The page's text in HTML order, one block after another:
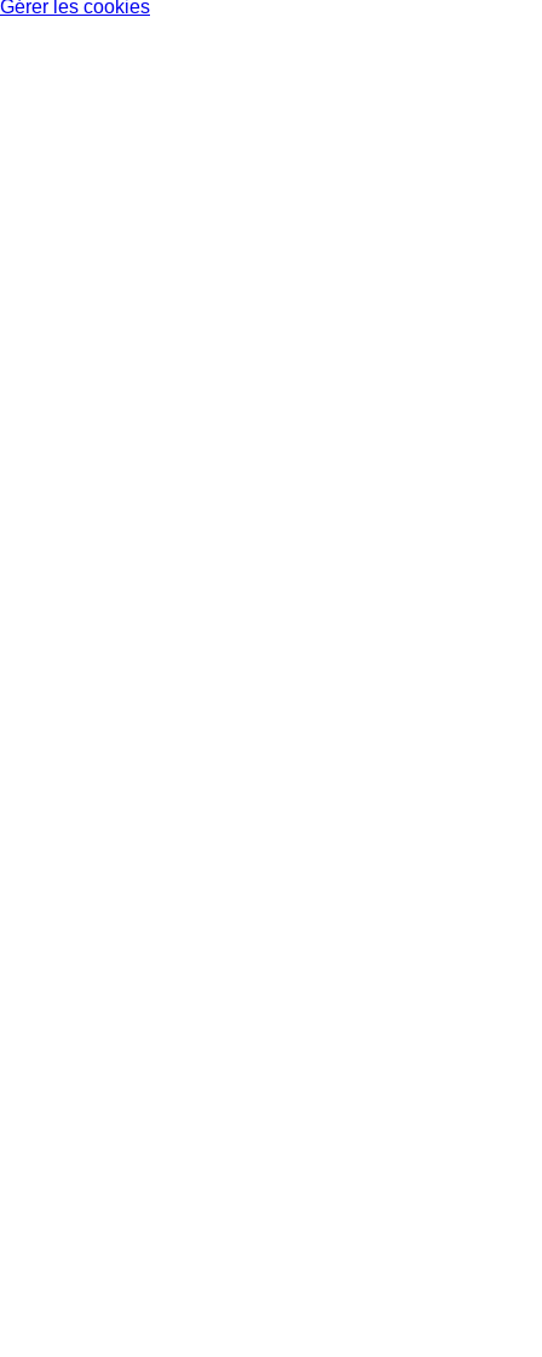
Gérer les cookies